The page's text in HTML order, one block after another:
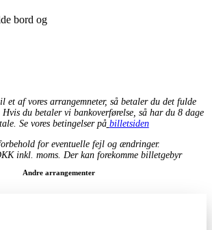
bord og
et af vores arrangemneter, så betaler du det fulde
Hvis du betaler vi bankoverførelse, så har du 8 dage
Se vores betingelser på billetsiden
for eventuelle fejl og ændringer.
inkl. moms. Der kan forekomme billetgebyr
Andre arrangementer